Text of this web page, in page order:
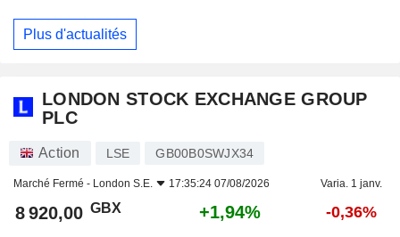
Plus d'actualités
LONDON STOCK EXCHANGE GROUP
PLC
Action LSE GB00B0SWJX34
Marché Fermé - London S.E. 17:35:24 07/08/2026 Varia. 1 janv.
8 920,00 GBX +1,94% -0,36%